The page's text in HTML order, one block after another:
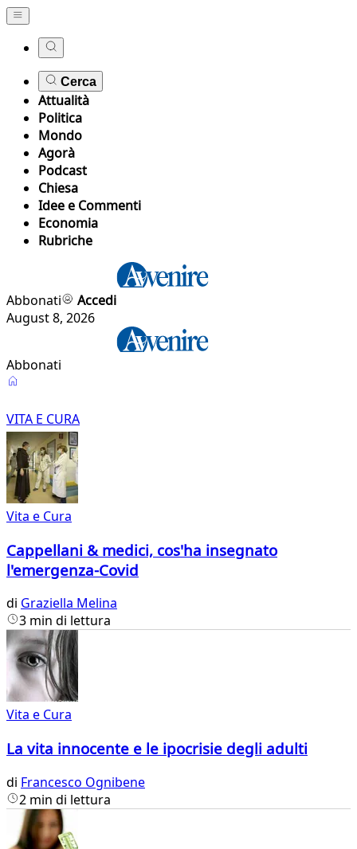
Cerca
Attualità
Politica
Mondo
Agorà
Podcast
Chiesa
Idee e Commenti
Economia
Rubriche
Abbonati
Accedi
August 8, 2026
Abbonati
Vita
e
Cura
VITA E CURA
Vita e Cura
Cappellani & medici, cos'ha insegnato
l'emergenza-Covid
di Graziella Melina
3 min di lettura
Vita e Cura
La vita innocente e le ipocrisie degli adulti
di Francesco Ognibene
2 min di lettura